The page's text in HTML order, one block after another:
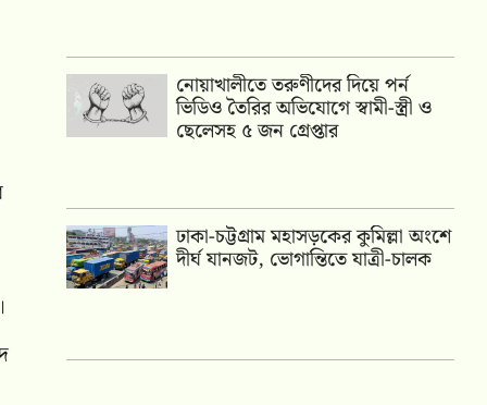
নোয়াখালীতে তরুণীদের দিয়ে পর্ন
ভিডিও তৈরির অভিযোগে স্বামী-স্ত্রী ও
ছেলেসহ ৫ জন গ্রেপ্তার
ঢাকা-চট্টগ্রাম মহাসড়কের কুমিল্লা অংশে
দীর্ঘ যানজট, ভোগান্তিতে যাত্রী-চালক